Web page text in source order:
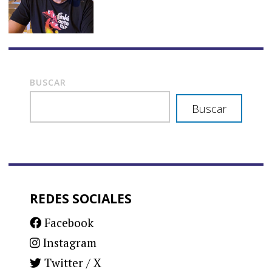
BUSCAR
Buscar
REDES SOCIALES
Facebook
Instagram
Twitter / X